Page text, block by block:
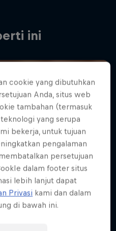
ini
cookie yang dibutuhkan
Anda, situs web
tambahan (termasuk
yang serupa
bekerja, untuk tujuan
pengalaman
persetujuan
dalam footer situs
lebih lanjut dapat
Privasi kami dan dalam
di bawah ini.